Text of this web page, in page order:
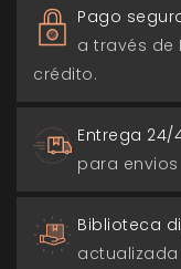
Pago
a través de
crédito.
Entrega 24/
para
Biblioteca